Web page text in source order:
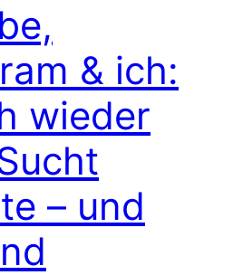
& ich:
wieder
– und